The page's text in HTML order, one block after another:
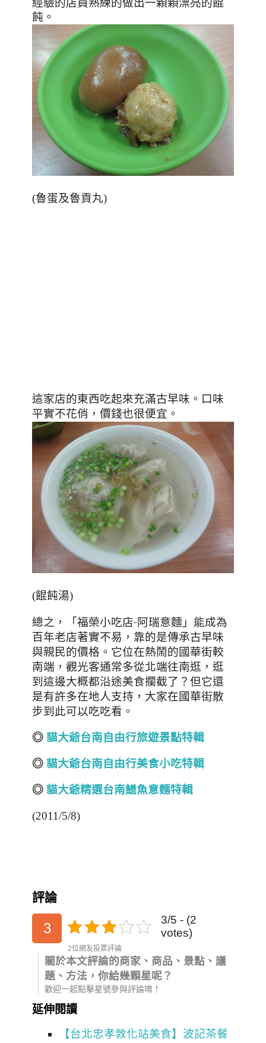
經驗的店員熟練的做出一顆顆漂亮的餛
飩。
(魯蛋及魯貢丸)
這家店的東西吃起來充滿古早味 。口味
平實不花俏，價錢也很便宜。
(餛飩湯)
總之 ，
「福榮小吃店-阿瑞意麵」能成為
百年老店著實不易，靠的是傳承古早味
與親民的價格。它位在熱鬧的國華街較
南端，觀光客通常多從北端往南逛，逛
到這邊大概都沿途美食攔截了？但它還
是有許多在地人支持，大家在國華街散
步到此可以吃吃看。
◎ 貓大爺台南自由行旅遊景點特輯
◎ 貓大爺台南自由行美食小吃特輯
◎ 貓大爺精選台南鱔魚意麵特輯
(2011/5/8)
評論
3
3/5 - (2
votes)
2位網友投票評論
關於本文評論的商家、商品、景點、議
題、方法，你給幾顆星呢？
歡迎一起點擊星號參與評論唷！
延伸閱讀
【台北忠孝敦化站美食】波記茶餐